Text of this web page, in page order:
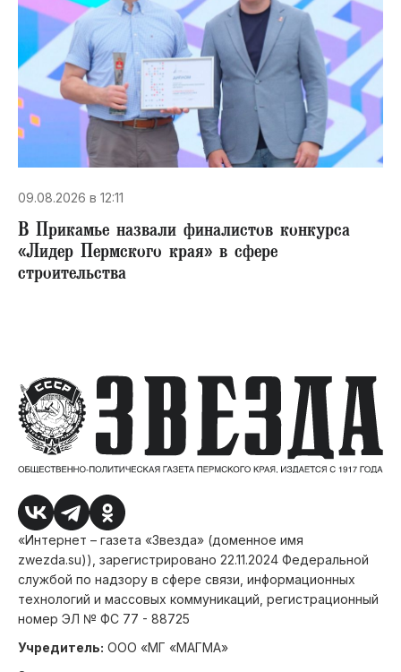
09.08.2026 в 12:11
В Прикамье назвали финалистов конкурса
«Лидер Пермского края» в сфере
строительства
«Интернет – газета «Звезда» (доменное имя
zwezda.su)), зарегистрировано 22.11.2024 Федеральной
службой по надзору в сфере связи, информационных
технологий и массовых коммуникаций, регистрационный
номер ЭЛ № ФС 77 - 88725
Учредитель: ООО «МГ «МАГМА»